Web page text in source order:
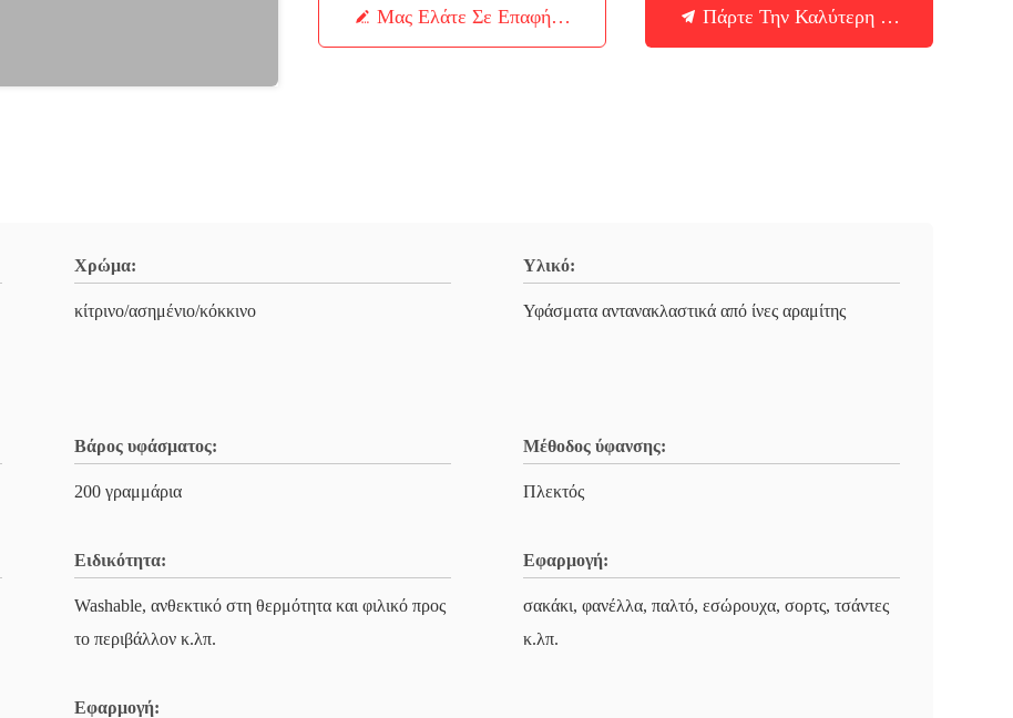
Μας Ελάτε Σε Επαφή Με Πάρτε Την Καλύτερη Τιμή
Χρώμα:
κίτρινο/ασημένιο/κόκκινο
Υλικό:
Υφάσματα αντανακλαστικά από ίνες αραμίτης
Βάρος υφάσματος:
200 γραμμάρια
Μέθοδος ύφανσης:
Πλεκτός
Ειδικότητα:
Washable, ανθεκτικό στη θερμότητα και φιλικό προς
το περιβάλλον κ.λπ.
Εφαρμογή:
σακάκι, φανέλλα, παλτό, εσώρουχα, σορτς, τσάντες
κ.λπ.
Εφαρμογή: